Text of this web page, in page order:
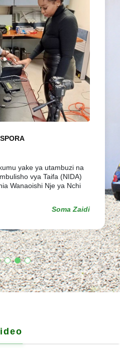
yake ya utambuzi na
vya Taifa (NIDA)
Wanaoishi Nje ya Nchi
Soma Zaidi